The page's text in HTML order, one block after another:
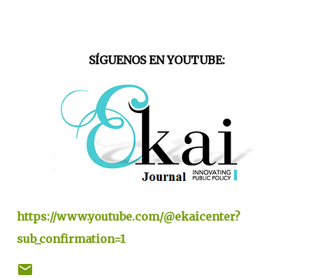
SÍGUENOS EN YOUTUBE:
https://www.youtube.com/@ekaicenter?
sub_confirmation=1